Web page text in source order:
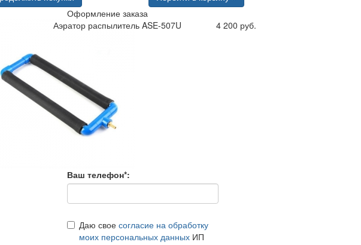
Оформление заказа
Аэратор распылитель ASE-507U
4 200 руб.
Ваш телефон*:
Даю свое согласие на обработку
моих персональных данныхИП